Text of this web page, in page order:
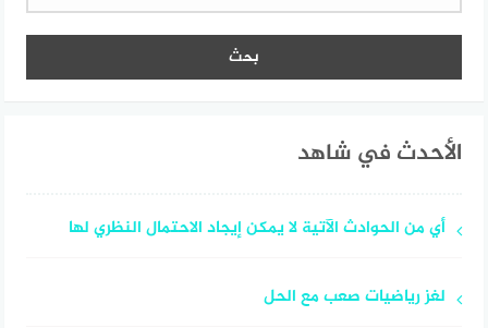
الأحدث في شاهد
أي من الحوادث الآتية لا يمكن إيجاد الاحتمال النظري لها
لغز رياضيات صعب مع الحل